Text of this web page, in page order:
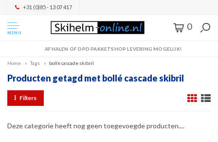
+31 (0)85 - 13 07 417
MENU
0
AFHALEN OF DPD PAKKETSHOP LEVERING MOGELIJK!
Home Tags bollé cascade skibril
Producten getagd met bollé cascade skibril
Filters
Deze categorie heeft nog geen toegevoegde producten....